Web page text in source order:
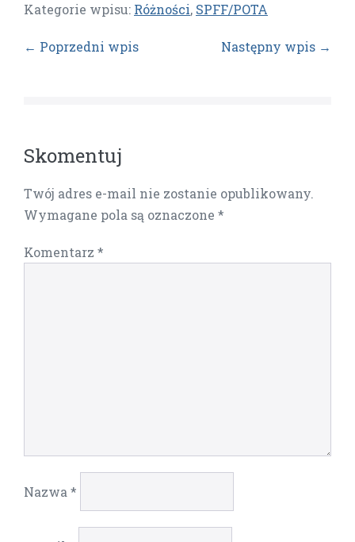
Kategorie wpisu: Różności, SPFF/POTA
← Poprzedni wpis Następny wpis →
Skomentuj
Twój adres e-mail nie zostanie opublikowany.
Wymagane pola są oznaczone *
Komentarz *
Nazwa *